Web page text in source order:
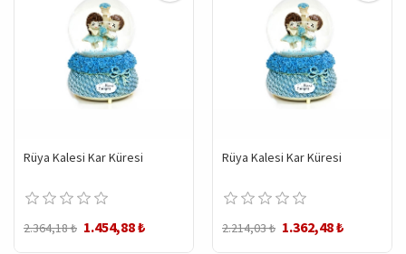
Rüya Kalesi Kar Küresi
2.364,18 ₺ 1.454,88 ₺
Rüya Kalesi Kar Küresi
2.214,03 ₺ 1.362,48 ₺